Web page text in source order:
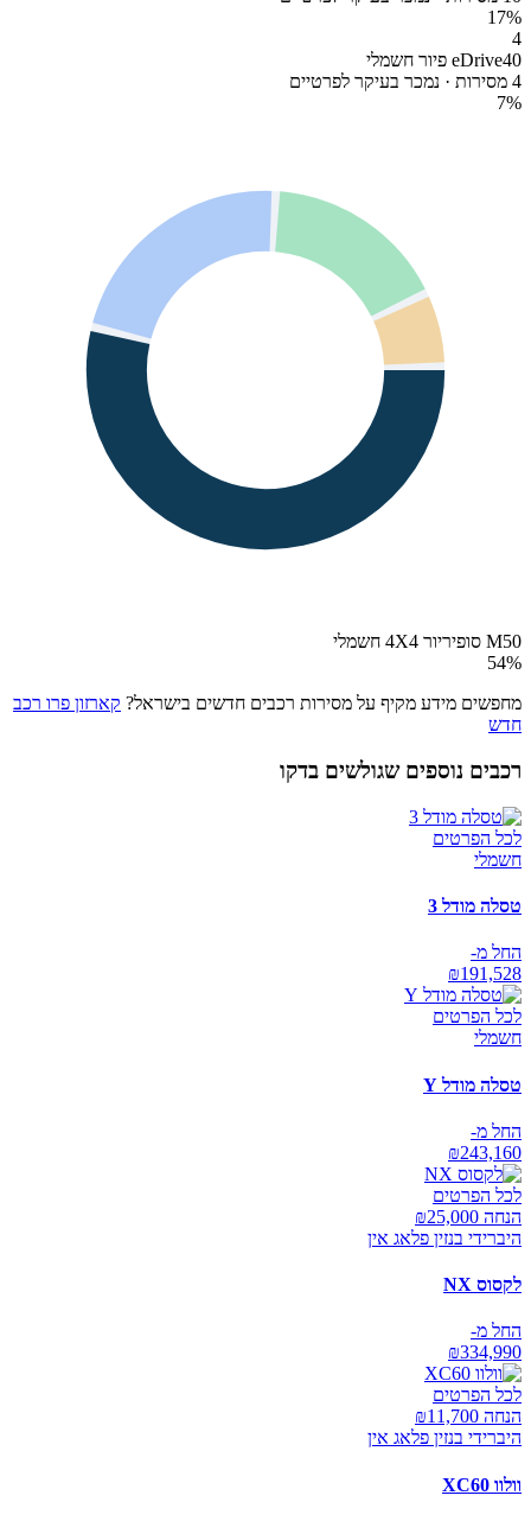
17%
4
eDrive40 פיור חשמלי
4 מסירות · נמכר בעיקר לפרטיים
7%
M50 סופיריור 4X4 חשמלי
54%
מחפשים מידע מקיף על מסירות רכבים חדשים בישראל? קארזון פרו רכב
חדש
רכבים נוספים שגולשים בדקו
לכל הפרטים
חשמלי
טסלה מודל 3
החל מ-
₪191,528
לכל הפרטים
חשמלי
טסלה מודל Y
החל מ-
₪243,160
לכל הפרטים
הנחה ₪ 25,000
היברידי בנזין פלאג אין
לקסוס NX
החל מ-
₪334,990
לכל הפרטים
הנחה ₪ 11,700
היברידי בנזין פלאג אין
וולוו XC60